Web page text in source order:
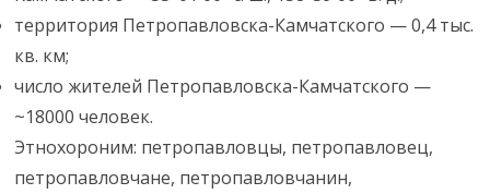
территория Петропавловска-Камчатского — 0,4 тыс.
кв. км;
число жителей Петропавловска-Камчатского —
~18000 человек.
Этнохороним: петропавловцы, петропавловец,
петропавловчане, петропавловчанин,